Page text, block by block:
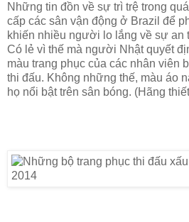
Những tin đồn về sự trì trệ trong
cấp các sân vận động ở Brazil để
khiến nhiều người lo lắng về sự an
Có lẻ vì thế mà người Nhật quyết
màu trang phục của các nhân viên
thi đấu. Không những thế, màu áo
họ nổi bật trên sân bóng. (Hãng